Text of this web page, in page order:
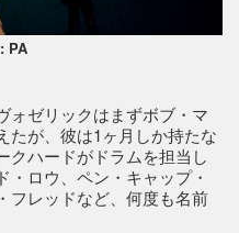
PA
ォゼリックはまずボブ・マ
たが、彼は1ヶ月しか持たな
クハードがドラムを担当し
ロウ、ペン・キャップ・
フレッドなど、何度も名前